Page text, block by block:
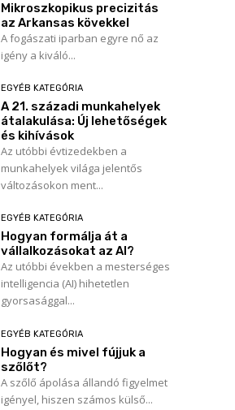
Mikroszkopikus precizitás
az Arkansas kövekkel
A fogászati iparban egyre nő az
igény a kiváló...
EGYÉB KATEGÓRIA
A 21. századi munkahelyek
átalakulása: Új lehetőségek
és kihívások
Az utóbbi évtizedekben a
munkahelyek világa jelentős
változásokon ment...
EGYÉB KATEGÓRIA
Hogyan formálja át a
vállalkozásokat az AI?
Az utóbbi években a mesterséges
intelligencia (AI) hihetetlen
gyorsasággal...
EGYÉB KATEGÓRIA
Hogyan és mivel fújjuk a
szőlőt?
A szőlő ápolása állandó figyelmet
igényel, hiszen számos külső...